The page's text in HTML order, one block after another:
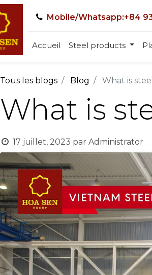
Mobile/Whatsapp:+84
Accueil Steel products
Tous les blogs Blog What is
What is
17 juillet, 2023 par Administrator